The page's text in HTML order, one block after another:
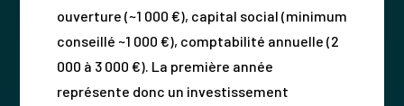
ouverture (~1 000 €), capital social (minimum
conseillé ~1 000 €), comptabilité annuelle (2
000 à 3 000 €). La première année
représente donc un investissement